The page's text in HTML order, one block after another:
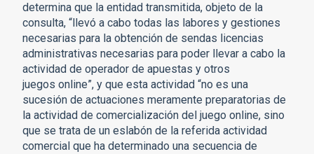
determina que la entidad transmitida, objeto de la
consulta, “llevó a cabo todas las labores y gestiones
necesarias para la obtención de sendas licencias
administrativas necesarias para poder llevar a cabo la
actividad de operador de apuestas y otros
juegos online”, y que esta actividad “no es una
sucesión de actuaciones meramente preparatorias de
la actividad de comercialización del juego online, sino
que se trata de un eslabón de la referida actividad
comercial que ha determinado una secuencia de